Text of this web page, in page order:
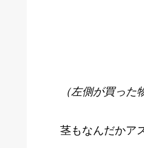
（左側が買った
茎もなんだかア